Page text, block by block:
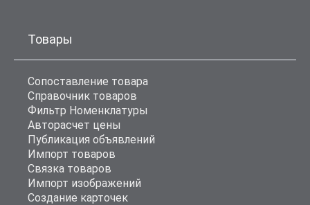
Товары
Сопоставление товара
Справочник товаров
Фильтр Номенклатуры
Авторасчет цены
Публикация объявлений
Импорт товаров
Связка товаров
Импорт изображений
Создание карточек